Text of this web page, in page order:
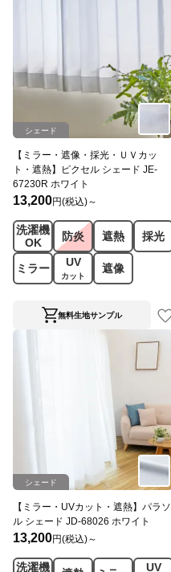
シェード
【ミラー・遮像・採光・ＵＶカッ
ト・遮熱】ピクセル シェード JE-
67230R ホワイト
13,200円(税込)～
洗濯機
OK
防炎 遮熱 採光
ミラー UV
カット
遮像
無料生地サンプル
シェード
【ミラー・UVカット・遮熱】パラソ
ル シェード JD-68026 ホワイト
13,200円(税込)～
洗濯機 UV